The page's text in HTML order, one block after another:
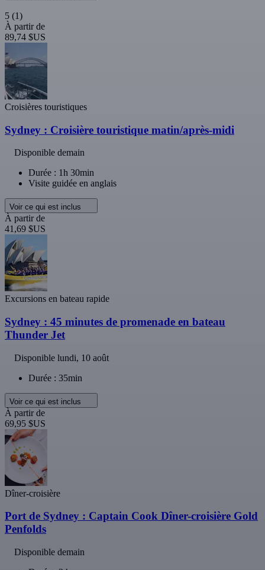
5 (1)
À partir de
89,74 $US
Croisières touristiques
Sydney : Croisière touristique matin/après-midi
Disponible demain
Durée : 1h 30min
Visite guidée en anglais
Voir ce qui est inclus
À partir de
41,69 $US
Excursions en bateau rapide
Sydney : 45 minutes de promenade en bateau
Thunder Jet
Disponible lundi, 10 août
Durée : 35min
Voir ce qui est inclus
À partir de
69,95 $US
Dîner-croisière
Port de Sydney : Captain Cook Dîner-croisière Gold
Penfolds
Disponible demain